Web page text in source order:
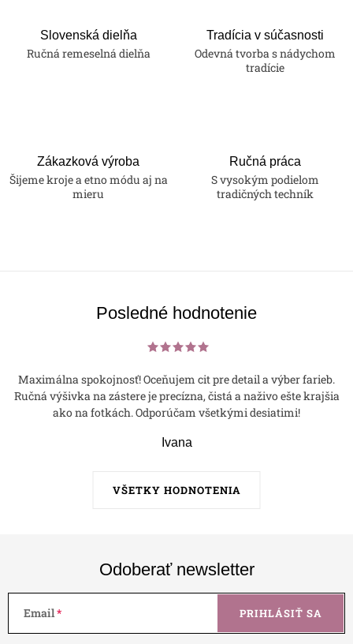
Slovenská dielňa
Ručná remeselná dielňa
Tradícia v súčasnosti
Odevná tvorba s nádychom
tradície
Zákazková výroba
Šijeme kroje a etno módu aj na
mieru
Ručná práca
S vysokým podielom
tradičných techník
Posledné hodnotenie
VŠETKY HODNOTENIA
Maximálna spokojnosť! Oceňujem cit pre detail a výber farieb.
Ručná výšivka na zástere je precízna, čistá a naživo ešte krajšia
ako na fotkách. Odporúčam všetkými desiatimi!
Ivana
Odoberať newsletter
Email PRIHLÁSIŤ SA